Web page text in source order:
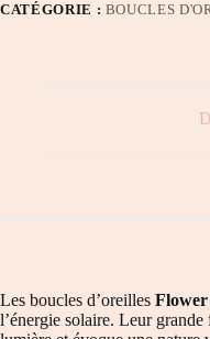
CATÉGORIE : BOUCLES
Les boucles d’oreilles
l’énergie solaire. Leur